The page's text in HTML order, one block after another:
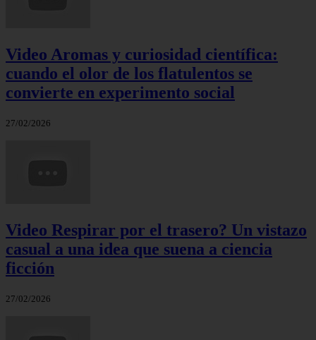
Video Aromas y curiosidad científica:
cuando el olor de los flatulentos se
convierte en experimento social
27/02/2026
Video Respirar por el trasero? Un vistazo
casual a una idea que suena a ciencia
ficción
27/02/2026